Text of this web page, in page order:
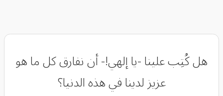
هل كُتِب علينا -يا إلهي!- أن نفارق كل ما هو
عزيز لدينا في هذه الدنيا؟